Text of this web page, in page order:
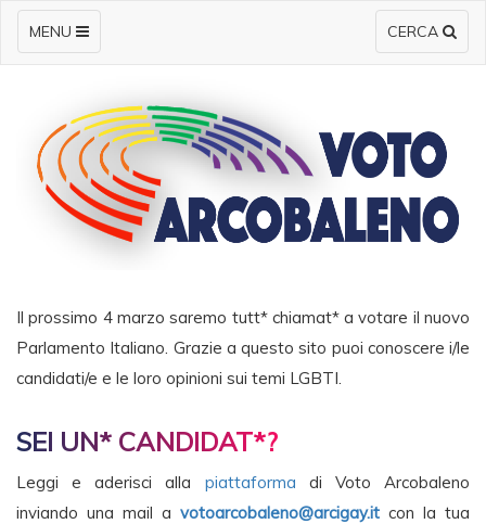
CERCA
MENU
Il prossimo 4 marzo saremo tutt* chiamat* a votare il nuovo
Parlamento Italiano. Grazie a questo sito puoi conoscere i/le
candidati/e e le loro opinioni sui temi LGBTI.
SEI UN* CANDIDAT*?
Leggi e aderisci alla piattaforma di Voto Arcobaleno
inviando una mail a votoarcobaleno@arcigay.it con la tua